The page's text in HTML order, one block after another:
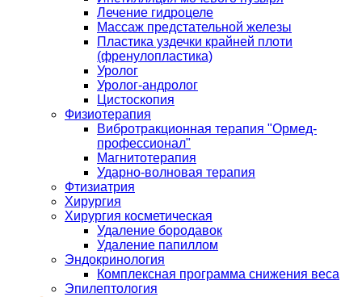
Лечение гидроцеле
Массаж предстательной железы
Пластика уздечки крайней плоти
(френулопластика)
Уролог
Уролог-андролог
Цистоскопия
Физиотерапия
Вибротракционная терапия "Ормед-
профессионал"
Магнитотерапия
Ударно-волновая терапия
Фтизиатрия
Хирургия
Хирургия косметическая
Удаление бородавок
Удаление папиллом
Эндокринология
Комплексная программа снижения веса
Эпилептология